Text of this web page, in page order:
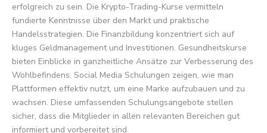
erfolgreich zu sein. Die Krypto-Trading-Kurse vermitteln
fundierte Kenntnisse über den Markt und praktische
Handelsstrategien. Die Finanzbildung konzentriert sich auf
kluges Geldmanagement und Investitionen. Gesundheitskurse
bieten Einblicke in ganzheitliche Ansätze zur Verbesserung des
Wohlbefindens. Social Media Schulungen zeigen, wie man
Plattformen effektiv nutzt, um eine Marke aufzubauen und zu
wachsen. Diese umfassenden Schulungsangebote stellen
sicher, dass die Mitglieder in allen relevanten Bereichen gut
informiert und vorbereitet sind.